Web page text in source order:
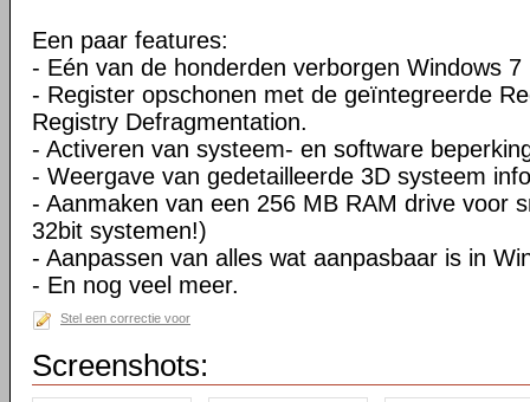
Een paar features:
- Eén van de honderden verborgen Windows
- Register opschonen met de geïntegreerde
Registry Defragmentation.
- Activeren van systeem- en software
- Weergave van gedetailleerde 3D systeem
- Aanmaken van een 256 MB RAM drive voor
32bit systemen!)
- Aanpassen van alles wat aanpasbaar is in
- En nog veel meer.
Stel een correctie voor
Screenshots: